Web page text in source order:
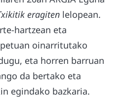
eragiten lelopean.
hartzean eta
oinarritutako
eta horren barruan
da bertako eta
egindako bazkaria.